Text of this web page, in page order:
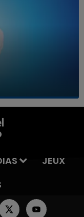
JEUX